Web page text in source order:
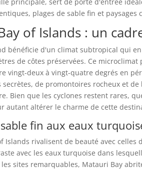
plages de sable fin et paysages
of Islands : un
bénéficie d'un climat subtropical qui
de côtes préservées. Ce
vingt-deux à vingt-quatre degrés en
de promontoires rocheux et
Bien que les cyclones restent rares,
autant altérer le charme de cette
fin aux eaux
Islands rivalisent de beauté avec
avec les eaux turquoise dans
sites remarquables, Matauri Bay